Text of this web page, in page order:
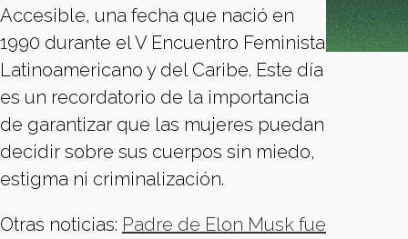
Accesible, una fecha que nació en
1990 durante el V Encuentro Feminista
Latinoamericano y del Caribe. Este día
es un recordatorio de la importancia
de garantizar que las mujeres puedan
decidir sobre sus cuerpos sin miedo,
estigma ni criminalización.
Otras noticias: Padre de Elon Musk fue